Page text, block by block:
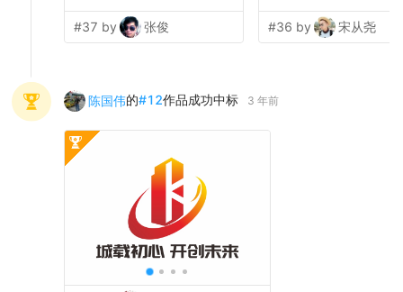
#37 by 张俊 #36 by 宋从尧
陈国伟的#12作品成功中标 3 年前